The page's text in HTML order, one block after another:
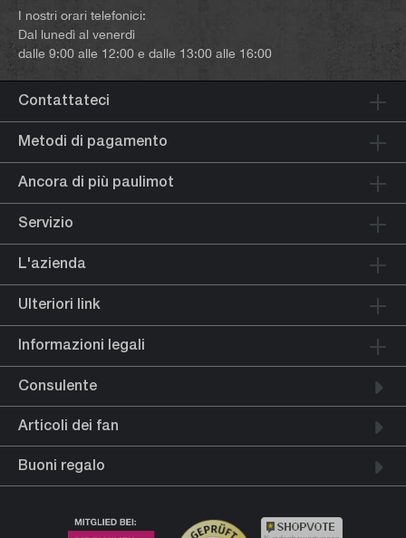
I nostri orari telefonici:
Dal lunedì al venerdì
dalle 9:00 alle 12:00 e dalle 13:00 alle 16:00
Contattateci
Metodi di pagamento
Ancora di più paulimot
Servizio
L'azienda
Ulteriori link
Informazioni legali
Consulente
Articoli dei fan
Buoni regalo